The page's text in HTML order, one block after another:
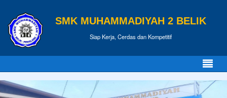
SMK MUHAMMADIYAH 2 BELIK
Siap Kerja, Cerdas dan Kompetitif